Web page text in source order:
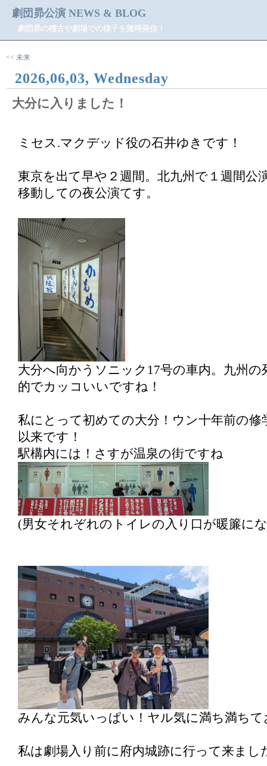
劇団昴公演 NEWS & BLOG
劇団昴の稽古や劇場での様子を随時発信！
<< 未来
2026,06,03, Wednesday
大分に入りました！
ミセス.マクデッド役の石井ゆきです！
東京を出て早や２週間。北九州で１週間公
移動しての夜公演てす。
大分へ向かうソニック17号の車内。九州の
的でカッコいいですね！
私にとって初めての大分！ウン十年前の修
以来です！
駅構内には！さすが温泉の街ですね
(男女それぞれのトイレの入り口が暖簾に
みんな元気いっぱい！ヤル気に満ち満ち
私は劇場入り前に府内城跡に行って来まし